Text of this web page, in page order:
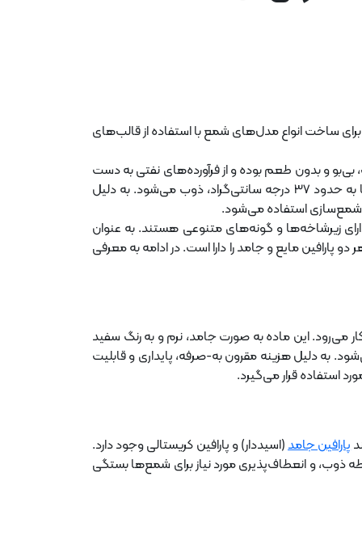
برای ساخت انواع مدل‌های شمع با استفاده از قالب‌های
بی‌بو و بدون طعم بوده و از فرآورده‌های نفتی به دست
می‌آید. در دمای اتاق، پارافین به شکل جامد است و با افزایش دما به حدود 37 درجه سانتی‌گراد، ذوب می‌شود. به دلیل
شمع‌سازی استفاده می‌شود.
زیرشاخه‌ها و گونه‌های متنوعی هستند. به عنوان
پارافین مایع و جامد را دارا است. در ادامه به معرفی
این ماده به صورت جامد، نرم و به رنگ سفید
به دلیل هزینه مقرون به-صرفه، پایداری و قابلیت
استفاده قرار می‌گیرد.
پارافین جامد(اسیددار) و پارافین کریستالی وجود دارد.
ذوب، و انعطاف‌پذیری مورد نیاز برای شمع‌ها بستگی